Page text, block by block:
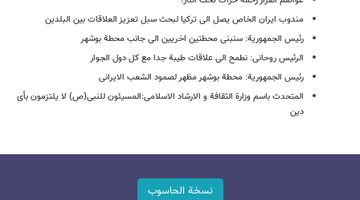
مندوب ایران الخاص یصل الی ترکیا لبحث سبل تعزیز العلاقات بین البلدین
رئیس الجمهوریة: سنبنی محطتین اخریین الی جانب محطة بوشهر
الرئیس روحانی: نطمح الی علاقات طیبة جدا مع کل دول الجوار
رئیس الجمهوریة: محطة بوشهر مظهر لصمود الشعب الایرانی
المتحدث باسم وزارة الثقافة و الارشاد الاسلامی:المسیئون للنبی(ص) لا یلتزمون بأی
دین
نسخة الحاسوب